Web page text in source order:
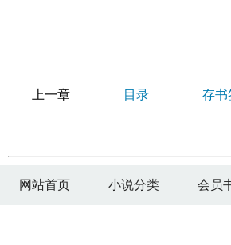
上一章 目录 存书
网站首页 小说分类 会员